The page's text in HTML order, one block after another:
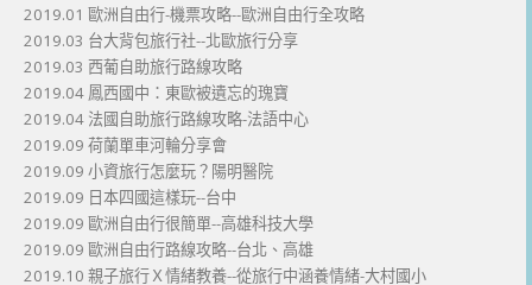
2019.01 歐洲自由行-機票攻略--歐洲自由行全攻略
2019.03 台大背包旅行社--北歐旅行分享
2019.03 西葡自助旅行路線攻略
2019.04 鳳西國中：東歐被遺忘的瑰寶
2019.04 法國自助旅行路線攻略-法語中心
2019.09 荷蘭單車河輪分享會
2019.09 小資旅行怎麼玩？陽明醫院
2019.09 日本四國這樣玩--台中
2019.09 歐洲自由行很簡單--高雄科技大學
2019.09 歐洲自由行路線攻略--台北、高雄
2019.10 親子旅行Ｘ情緒教養--從旅行中涵養情緒-大村國小